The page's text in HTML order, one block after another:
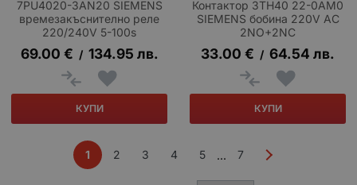
7PU4020-3AN20 SIEMENS
времезакъснително реле
220/240V 5-100s
69.00 € / 134.95 лв.
КУПИ
Контактор 3TH40 22-0AM0
SIEMENS бобина 220V AC
2NO+2NC
33.00 € / 64.54 лв.
КУПИ
1 2 3 4 5 ... 7